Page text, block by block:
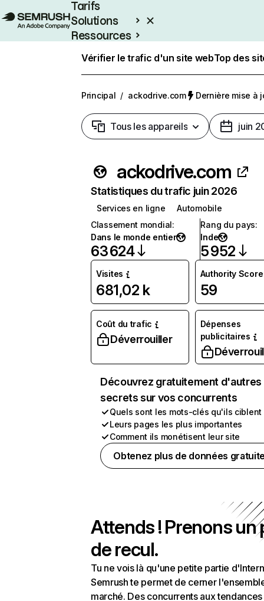
Tarifs
Solutions
Ressources
Vérifier le trafic d'un site webTop des
Principal / ackodrive.com Dernière mise à
Tous les appareils juin
ackodrive.com
Statistiques du trafic juin 2026
Services en ligne
Automobile
Classement mondial:
Dans le monde entier
63 624
Rang du pays:
Inde
5 952
Visites
681,02 k
Authority Score
59
Coût du trafic
Déverrouiller
Dépenses
publicitaires
Découvrez gratuitement d'autres
secrets sur vos concurrents
Quels sont les mots-clés qu'ils ciblent
Leurs pages les plus importantes
Comment ils monétisent leur site
Obtenez plus de données
Attends ! Prenons un
de recul.
Tu ne vois là qu'une petite partie
Semrush te permet de cerner
marché. Des concurrents aux